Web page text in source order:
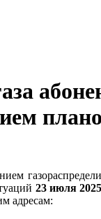
23 июля
адресам: